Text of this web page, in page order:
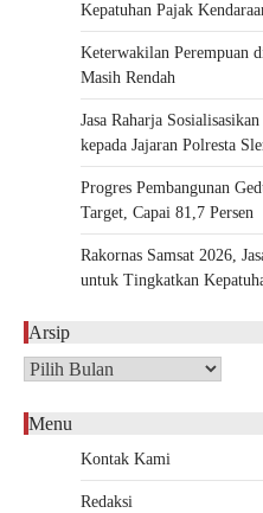
Kepatuhan Pajak
Keterwakilan Perempuan
Masih Rendah
Jasa Raharja
kepada Jajaran Polresta
Progres Pembangunan
Target, Capai 81,7 Persen
Rakornas Samsat 2026,
untuk Tingkatkan
Arsip
Arsip
Menu
Kontak Kami
Redaksi